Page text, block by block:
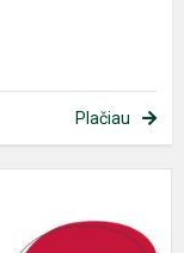
Plačiau